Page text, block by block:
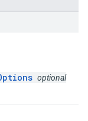
optional